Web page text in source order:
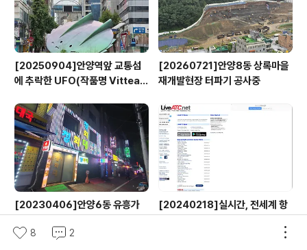
[20250904]안양역앞 교통섬
에 추락한 UFO(작품명 Vitteau
[20260721]안양8동 상록마을
재개발현장 터파기 공사중
[20230406]안양6동 유흥가
[20240218]실시간, 전세계 항
8 2